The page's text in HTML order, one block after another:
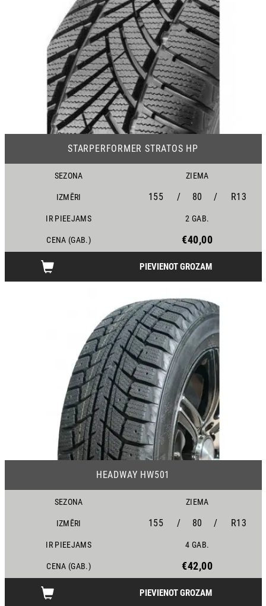
STARPERFORMER STRATOS HP
SEZONA ZIEMA
IZMĒRI 155 / 80 / R13
IR PIEEJAMS 2 GAB.
CENA (GAB.) €40,00
PIEVIENOT GROZAM
HEADWAY HW501
SEZONA ZIEMA
IZMĒRI 155 / 80 / R13
IR PIEEJAMS 4 GAB.
CENA (GAB.) €42,00
PIEVIENOT GROZAM